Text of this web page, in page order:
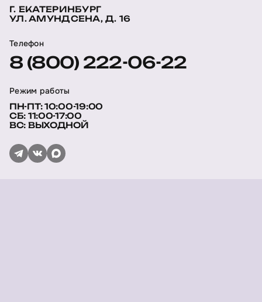
Г. ЕКАТЕРИНБУРГ
УЛ. АМУНДСЕНА, Д. 16
Телефон
8 (800) 222-06-22
Режим работы
ПН-ПТ: 10:00-19:00
СБ: 11:00-17:00
ВС: ВЫХОДНОЙ